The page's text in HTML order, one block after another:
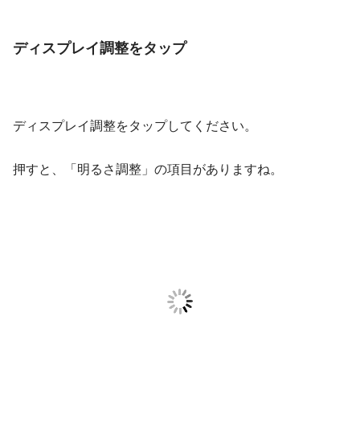
ディスプレイ調整をタップ
ディスプレイ調整をタップしてください。
押すと、「明るさ調整」の項目がありますね。